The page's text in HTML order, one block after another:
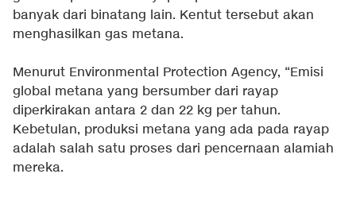
banyak dari binatang lain. Kentut tersebut akan
menghasilkan gas metana.
Menurut Environmental Protection Agency, “Emisi
global metana yang bersumber dari rayap
diperkirakan antara 2 dan 22 kg per tahun.
Kebetulan, produksi metana yang ada pada rayap
adalah salah satu proses dari pencernaan alamiah
mereka.